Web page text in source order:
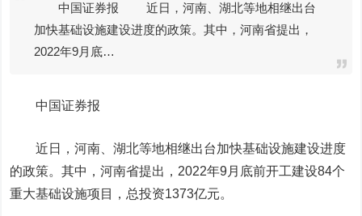
中国证券报 近日，河南、湖北等地相继出台
加快基础设施建设进度的政策。其中，河南省提出，
2022年9月底…
中国证券报
近日，河南、湖北等地相继出台加快基础设施建设进度
的政策。其中，河南省提出，2022年9月底前开工建设84个
重大基础设施项目，总投资1373亿元。